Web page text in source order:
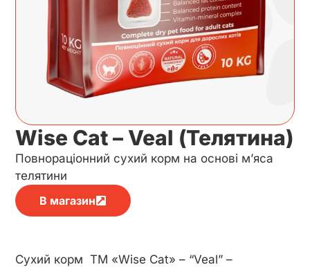
Wise Cat – Veal (Телятина)
Повнораціонний сухий корм на основі м’яса
телятини
В магазин
Сухий корм ТМ «Wise Cat» – “Veal” –